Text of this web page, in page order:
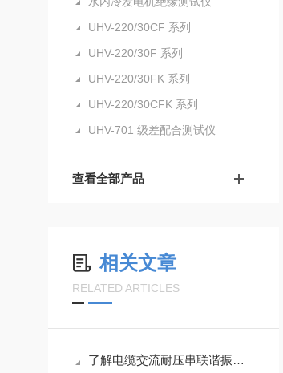
UHV-220/30CF 系列
UHV-220/30F 系列
UHV-220/30FK 系列
UHV-220/30CFK 系列
UHV-701 级差配合测试仪
查看全部产品
相关文章
RELATED ARTICLES
了解电缆交流耐压串联谐振装置各组成部件功能特点才能更好的使用它